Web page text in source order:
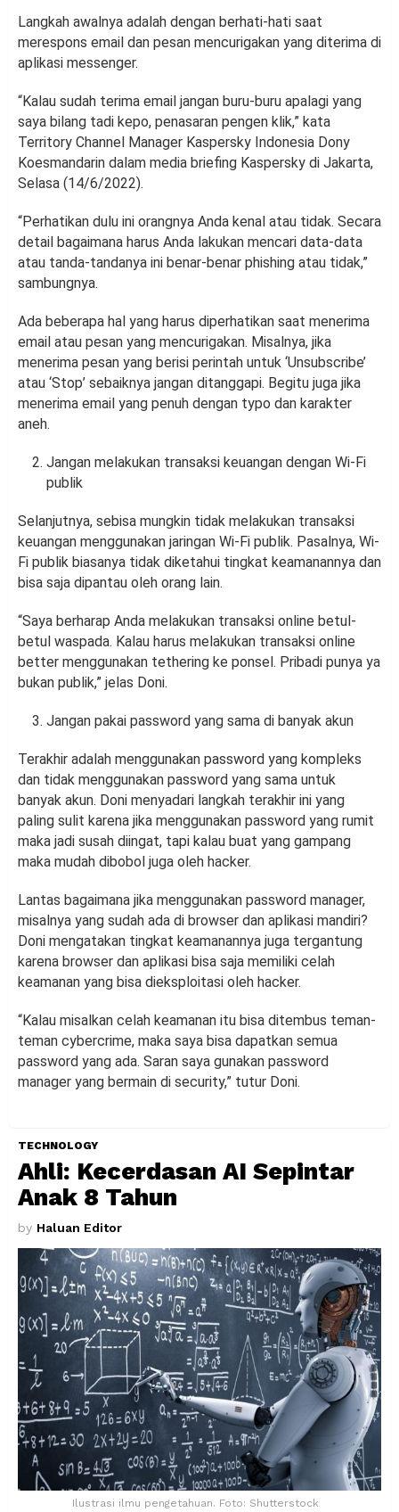
Langkah awalnya adalah dengan berhati-hati saat
merespons email dan pesan mencurigakan yang diterima di
aplikasi messenger.
“Kalau sudah terima email jangan buru-buru apalagi yang
saya bilang tadi kepo, penasaran pengen klik,” kata
Territory Channel Manager Kaspersky Indonesia Dony
Koesmandarin dalam media briefing Kaspersky di Jakarta,
Selasa (14/6/2022).
“Perhatikan dulu ini orangnya Anda kenal atau tidak. Secara
detail bagaimana harus Anda lakukan mencari data-data
atau tanda-tandanya ini benar-benar phishing atau tidak,”
sambungnya.
Ada beberapa hal yang harus diperhatikan saat menerima
email atau pesan yang mencurigakan. Misalnya, jika
menerima pesan yang berisi perintah untuk ‘Unsubscribe’
atau ‘Stop’ sebaiknya jangan ditanggapi. Begitu juga jika
menerima email yang penuh dengan typo dan karakter
aneh.
Jangan melakukan transaksi keuangan dengan Wi-Fi
publik
Selanjutnya, sebisa mungkin tidak melakukan transaksi
keuangan menggunakan jaringan Wi-Fi publik. Pasalnya, Wi-
Fi publik biasanya tidak diketahui tingkat keamanannya dan
bisa saja dipantau oleh orang lain.
“Saya berharap Anda melakukan transaksi online betul-
betul waspada. Kalau harus melakukan transaksi online
better menggunakan tethering ke ponsel. Pribadi punya ya
bukan publik,” jelas Doni.
Jangan pakai password yang sama di banyak akun
Terakhir adalah menggunakan password yang kompleks
dan tidak menggunakan password yang sama untuk
banyak akun. Doni menyadari langkah terakhir ini yang
paling sulit karena jika menggunakan password yang rumit
maka jadi susah diingat, tapi kalau buat yang gampang
maka mudah dibobol juga oleh hacker.
Lantas bagaimana jika menggunakan password manager,
misalnya yang sudah ada di browser dan aplikasi mandiri?
Doni mengatakan tingkat keamanannya juga tergantung
karena browser dan aplikasi bisa saja memiliki celah
keamanan yang bisa dieksploitasi oleh hacker.
“Kalau misalkan celah keamanan itu bisa ditembus teman-
teman cybercrime, maka saya bisa dapatkan semua
password yang ada. Saran saya gunakan password
manager yang bermain di security,” tutur Doni.
TECHNOLOGY
Ahli: Kecerdasan AI Sepintar
Anak 8 Tahun
by Haluan Editor
Ilustrasi ilmu pengetahuan. Foto: Shutterstock